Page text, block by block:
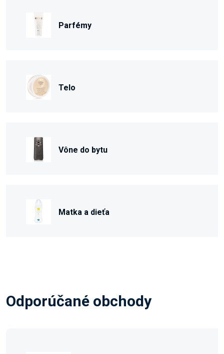
Parfémy
Telo
Vône do bytu
Matka a dieťa
Odporúčané obchody